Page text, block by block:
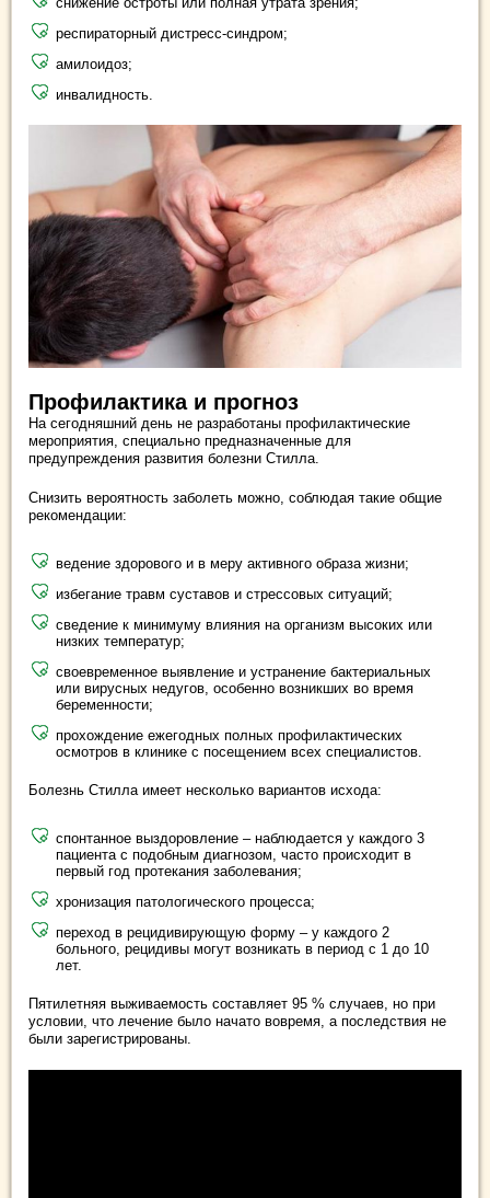
респираторный дистресс-синдром;
амилоидоз;
инвалидность.
Профилактика и прогноз
На сегодняшний день не разработаны профилактические
мероприятия, специально предназначенные для
предупреждения развития болезни Стилла.
Снизить вероятность заболеть можно, соблюдая такие общие
рекомендации:
ведение здорового и в меру активного образа жизни;
избегание травм суставов и стрессовых ситуаций;
сведение к минимуму влияния на организм высоких или
низких температур;
своевременное выявление и устранение бактериальных
или вирусных недугов, особенно возникших во время
беременности;
прохождение ежегодных полных профилактических
осмотров в клинике с посещением всех специалистов.
Болезнь Стилла имеет несколько вариантов исхода:
спонтанное выздоровление – наблюдается у каждого 3
пациента с подобным диагнозом, часто происходит в
первый год протекания заболевания;
хронизация патологического процесса;
переход в рецидивирующую форму – у каждого 2
больного, рецидивы могут возникать в период с 1 до 10
лет.
Пятилетняя выживаемость составляет 95 % случаев, но при
условии, что лечение было начато вовремя, а последствия не
были зарегистрированы.